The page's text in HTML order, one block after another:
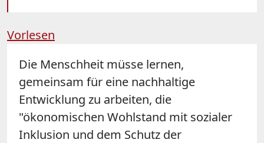
Vorlesen
Die Menschheit müsse lernen,
gemeinsam für eine nachhaltige
Entwicklung zu arbeiten, die
"ökonomischen Wohlstand mit sozialer
Inklusion und dem Schutz der